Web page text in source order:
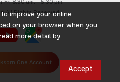
Fri 8.30 am. – 5.30 pm.
All Rights Reserved
One Account
improve your online
on your browser when you
more detail by
Accept